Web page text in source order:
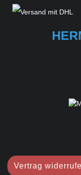
Vertrag